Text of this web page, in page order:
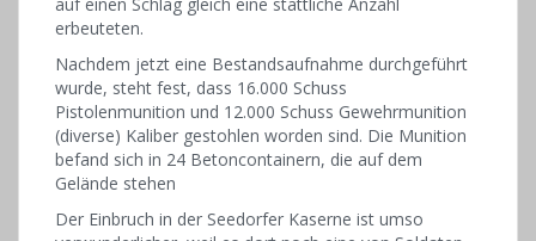
erbeuteten.
Nachdem jetzt eine Bestandsaufnahme durchgeführt
wurde, steht fest, dass 16.000 Schuss
Pistolenmunition und 12.000 Schuss Gewehrmunition
(diverse) Kaliber gestohlen worden sind. Die Munition
befand sich in 24 Betoncontainern, die auf dem
Gelände stehen
Der Einbruch in der Seedorfer Kaserne ist umso